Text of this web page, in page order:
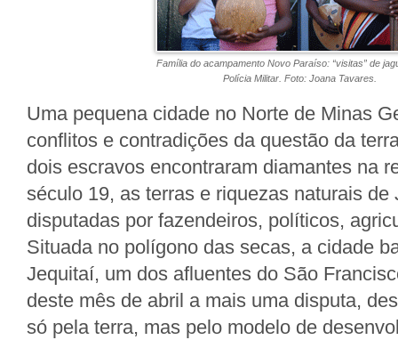
Família do acampamento Novo Paraíso: “visitas” de
Polícia Militar. Foto: Joana Tavares.
Uma pequena cidade no Norte de Minas
conflitos e contradições da questão da
dois escravos encontraram diamantes na
século 19, as terras e riquezas naturais de
disputadas por fazendeiros, políticos,
Situada no polígono das secas, a cidade
Jequitaí, um dos afluentes do São
deste mês de abril a mais uma disputa,
só pela terra, mas pelo modelo de